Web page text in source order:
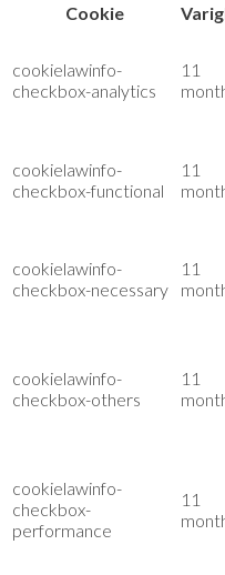
Cookie
cookielawinfo-
checkbox-analytics
11
cookielawinfo-
checkbox-functional
11
cookielawinfo-
checkbox-necessary
11
cookielawinfo-
checkbox-others
11
cookielawinfo-
checkbox-
performance
11